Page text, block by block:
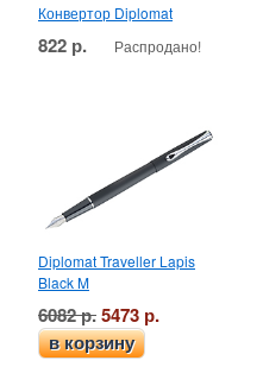
Конвертор Diplomat
822 р. Распродано!
Diplomat Traveller Lapis
Black M
6082 р.5473 р.
в корзину